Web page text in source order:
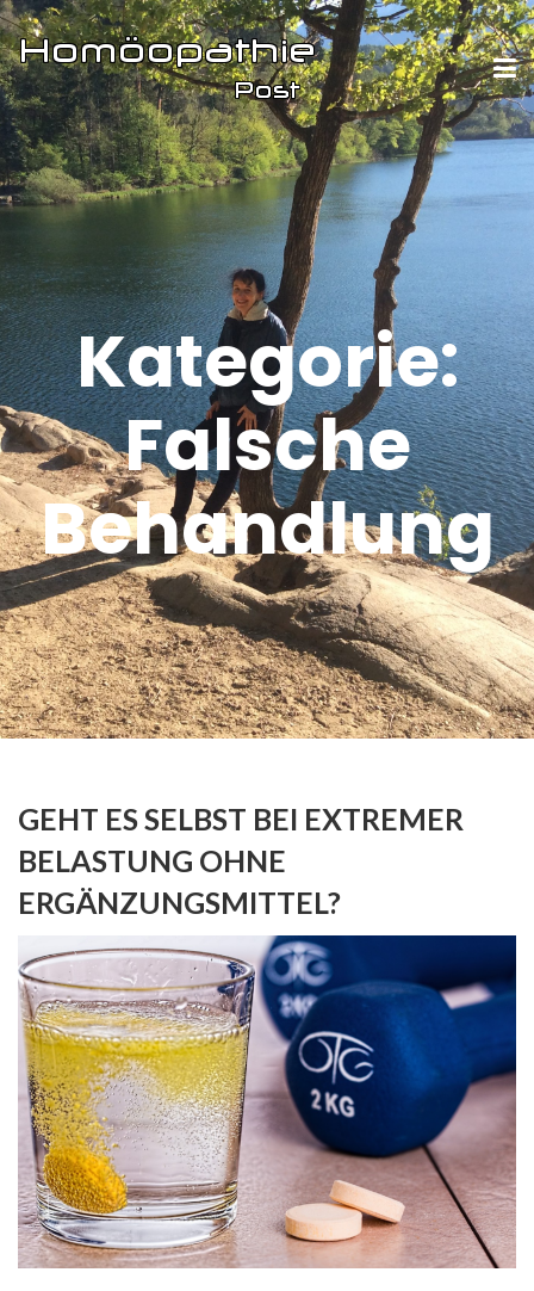
Kategorie:
Falsche
Behandlung
GEHT ES SELBST BEI EXTREMER
BELASTUNG OHNE
ERGÄNZUNGSMITTEL?